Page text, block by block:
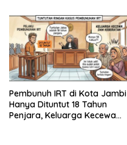
Pembunuh IRT di Kota Jambi
Hanya Dituntut 18 Tahun
Penjara, Keluarga Kecewa